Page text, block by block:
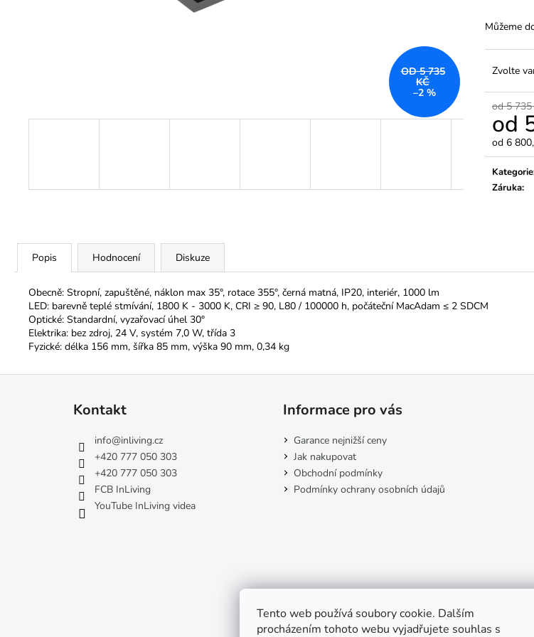
Tento web používá soubory cookie. Dalším
procházením tohoto webu vyjadřujete souhlas s
Můžeme
Zvolte
od 5 735
od
od 6
Měrná
cena:
Kategorie
Záruka:
OD 5 735
KČ
–2 %
Popis Hodnocení Diskuze
Obecně: Stropní, zapuštěné, náklon max 35°, rotace 355°, černá matná, IP20, interiér, 1000 lm
LED: barevně teplé stmívání, 1800 K - 3000 K, CRI ≥ 90, L80 / 100000 h, počáteční MacAdam ≤ 2 SDCM
Optické: Standardní, vyzařovací úhel 30°
Elektrika: bez zdroj, 24 V, systém 7,0 W, třída 3
Fyzické: délka 156 mm, šířka 85 mm, výška 90 mm, 0,34 kg
Kontakt
info@inliving.cz
+420 777 050 303
+420 777 050 303
FCB InLiving
YouTube InLiving videa
Informace pro vás
Garance nejnižší ceny
Jak nakupovat
Obchodní podmínky
Podmínky ochrany osobních údajů